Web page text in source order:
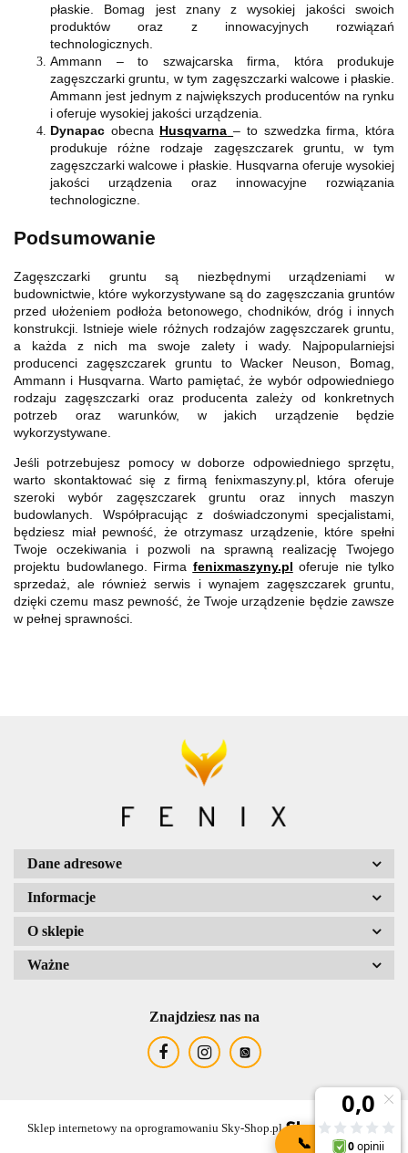
📞 KONTAKT
płaskie. Bomag jest znany z wysokiej jakości swoich
produktów oraz z innowacyjnych rozwiązań
technologicznych.
Ammann – to szwajcarska firma, która produkuje
zagęszczarki gruntu, w tym zagęszczarki walcowe i płaskie.
Ammann jest jednym z największych producentów na rynku
i oferuje wysokiej jakości urządzenia.
Dynapac obecna Husqvarna – to szwedzka firma, która
produkuje różne rodzaje zagęszczarek gruntu, w tym
zagęszczarki walcowe i płaskie. Husqvarna oferuje wysokiej
jakości urządzenia oraz innowacyjne rozwiązania
technologiczne.
Podsumowanie
Zagęszczarki gruntu są niezbędnymi urządzeniami w
budownictwie, które wykorzystywane są do zagęszczania gruntów
przed ułożeniem podłoża betonowego, chodników, dróg i innych
konstrukcji. Istnieje wiele różnych rodzajów zagęszczarek gruntu,
a każda z nich ma swoje zalety i wady. Najpopularniejsi
producenci zagęszczarek gruntu to Wacker Neuson, Bomag,
Ammann i Husqvarna. Warto pamiętać, że wybór odpowiedniego
rodzaju zagęszczarki oraz producenta zależy od konkretnych
potrzeb oraz warunków, w jakich urządzenie będzie
wykorzystywane.
Jeśli potrzebujesz pomocy w doborze odpowiedniego sprzętu,
warto skontaktować się z firmą fenixmaszyny.pl, która oferuje
szeroki wybór zagęszczarek gruntu oraz innych maszyn
budowlanych. Współpracując z doświadczonymi specjalistami,
będziesz miał pewność, że otrzymasz urządzenie, które spełni
Twoje oczekiwania i pozwoli na sprawną realizację Twojego
projektu budowlanego. Firma fenixmaszyny.pl oferuje nie tylko
sprzedaż, ale również serwis i wynajem zagęszczarek gruntu,
dzięki czemu masz pewność, że Twoje urządzenie będzie zawsze
w pełnej sprawności.
Dane adresowe
Informacje
O sklepie
Ważne
Znajdziesz nas na
Sklep internetowy na oprogramowaniu Sky-Shop.pl